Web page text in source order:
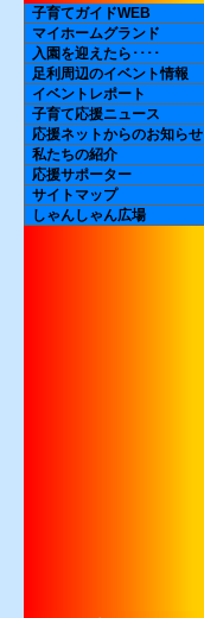
子育てガイドWEB
マイホームグランド
入園を迎えたら････
足利周辺のイベント情報
イベントレポート
子育て応援ニュース
応援ネットからのお知らせ
私たちの紹介
応援サポーター
サイトマップ
しゃんしゃん広場